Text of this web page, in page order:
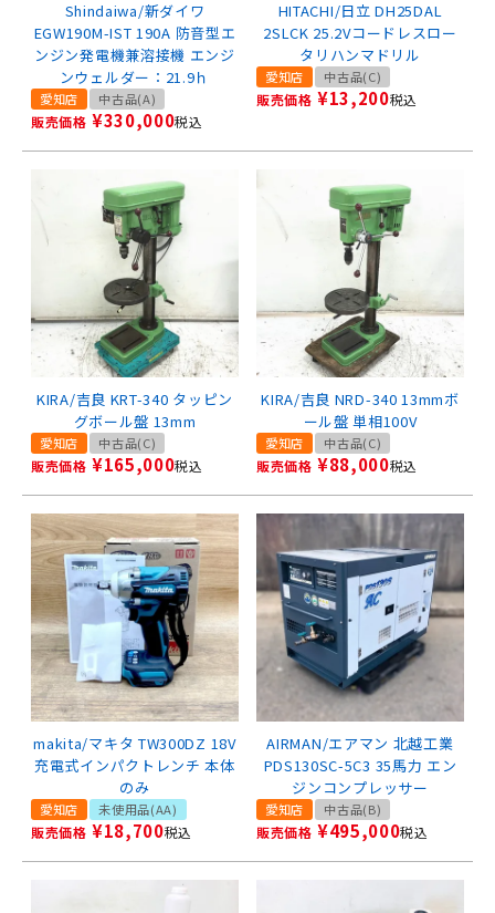
Shindaiwa/新ダイワ
EGW190M-IST 190A 防音型エ
ンジン発電機兼溶接機 エンジ
ンウェルダー：21.9ｈ
愛知店 中古品(A)
販売価格 ¥330,000税込
HITACHI/日立 DH25DAL
2SLCK 25.2Vコードレスロー
タリハンマドリル
愛知店 中古品(C)
販売価格 ¥13,200税込
KIRA/吉良 KRT-340 タッピン
グボール盤 13mm
愛知店 中古品(C)
販売価格 ¥165,000税込
KIRA/吉良 NRD-340 13mmボ
ール盤 単相100V
愛知店 中古品(C)
販売価格 ¥88,000税込
makita/マキタ TW300DZ 18V
充電式インパクトレンチ 本体
のみ
愛知店 未使用品(AA)
販売価格 ¥18,700税込
AIRMAN/エアマン 北越工業
PDS130SC-5C3 35馬力 エン
ジンコンプレッサー
愛知店 中古品(B)
販売価格 ¥495,000税込